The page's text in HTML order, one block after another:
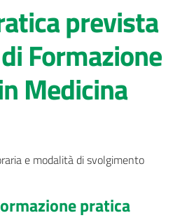
prevista
Formazione
Medicina
e modalità di svolgimento
pratica